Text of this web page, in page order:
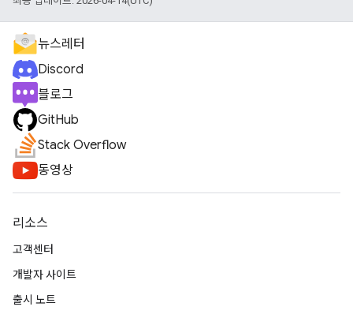
뉴스레터
Discord
블로그
GitHub
Stack Overflow
동영상
리소스
고객센터
개발자 사이트
출시 노트